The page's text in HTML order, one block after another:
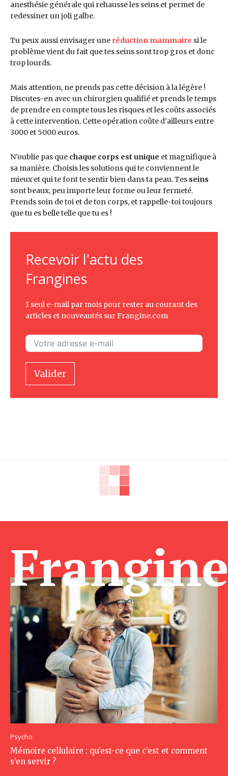
anesthésie générale qui rehausse les seins et permet de
redessiner un joli galbe.
Tu peux aussi envisager une réduction mammaire si le
problème vient du fait que tes seins sont trop gros et donc
trop lourds.
Mais attention, ne prends pas cette décision à la légère !
Discutes-en avec un chirurgien qualifié et prends le temps
de prendre en compte tous les risques et les coûts associés
à cette intervention. Cette opération coûte d’ailleurs entre
3000 et 5000 euros.
N’oublie pas que chaque corps est unique et magnifique à
sa manière. Choisis les solutions qui te conviennent le
mieux et qui te font te sentir bien dans ta peau. Tes seins
sont beaux, peu importe leur forme ou leur fermeté.
Prends soin de toi et de ton corps, et rappelle-toi toujours
que tu es belle telle que tu es !
Recevoir l'actu des
Frangines
1 seul e-mail par mois pour rester au courant des
articles et nouveautés sur Frangine.com
Valider
Psycho
Mémoire cellulaire : qu’est-ce que c’est et comment
s’en servir ?